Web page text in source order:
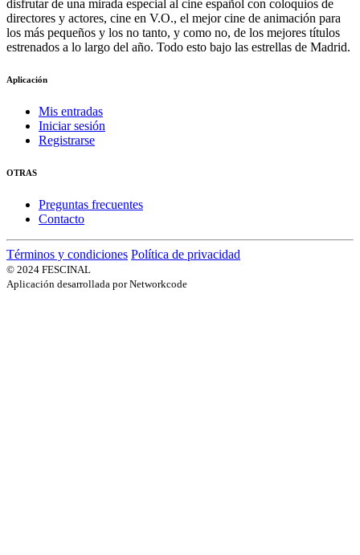
disfrutar de una mirada especial al cine español con coloquios de
directores y actores, cine en V.O., el mejor cine de animación para
los más pequeños y los no tanto, y como no, de los mejores títulos
estrenados a lo largo del año. Todo esto bajo las estrellas de Madrid.
Aplicación
Mis entradas
Iniciar sesión
Registrarse
OTRAS
Preguntas frecuentes
Contacto
Términos y condiciones Política de privacidad
© 2024 FESCINAL
Aplicación desarrollada por Networkcode